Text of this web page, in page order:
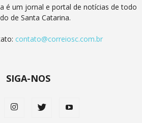
é um jornal e portal de notícias de todo
de Santa Catarina.
contato@correiosc.com.br
SIGA-NOS